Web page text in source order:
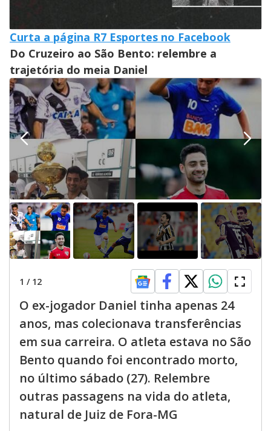
Curta a página R7 Esportes no Facebook
Do Cruzeiro ao São Bento: relembre a
trajetória do meia Daniel
1 / 12
O ex-jogador Daniel tinha apenas 24
anos, mas colecionava transferências
em sua carreira. O atleta estava no São
Bento quando foi encontrado morto,
no último sábado (27). Relembre
outras passagens na vida do atleta,
natural de Juiz de Fora-MG